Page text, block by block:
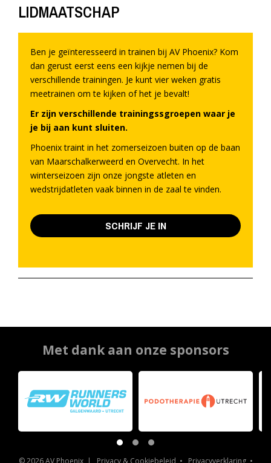
LIDMAATSCHAP
Ben je geïnteresseerd in trainen bij AV Phoenix? Kom
dan gerust eerst eens een kijkje nemen bij de
verschillende trainingen. Je kunt vier weken gratis
meetrainen om te kijken of het je bevalt!
Er zijn verschillende trainingssgroepen waar je
je bij aan kunt sluiten.
Phoenix traint in het zomerseizoen buiten op de baan
van Maarschalkerweerd en Overvecht. In het
winterseizoen zijn onze jongste atleten en
wedstrijdatleten vaak binnen in de zaal te vinden.
SCHRIJF JE IN
Met dank aan onze sponsors
© 2026 AV Phoenix | Privacy & Cookiebeleid • Privacyverklaring•